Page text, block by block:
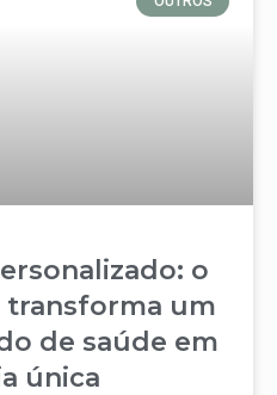
o
um
de saúde em
única